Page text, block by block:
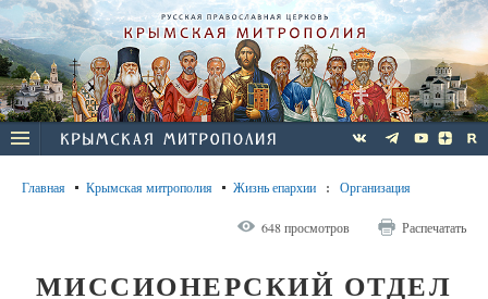
Главная Крымская митрополия Жизнь епархии : Организация
648 просмотров Распечатать
МИССИОНЕРСКИЙ ОТДЕЛ